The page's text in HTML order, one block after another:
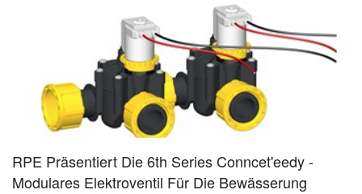
RPE Präsentiert Die 6th Series Conncet'eedy -
Modulares Elektroventil Für Die Bewässerung